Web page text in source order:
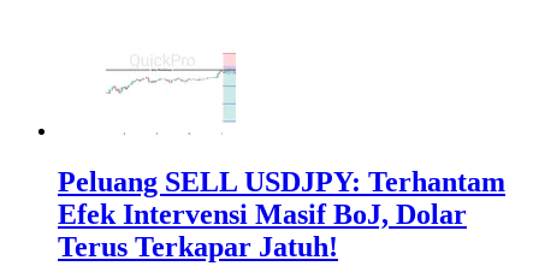
Peluang SELL USDJPY: Terhantam
Efek Intervensi Masif BoJ, Dolar
Terus Terkapar Jatuh!